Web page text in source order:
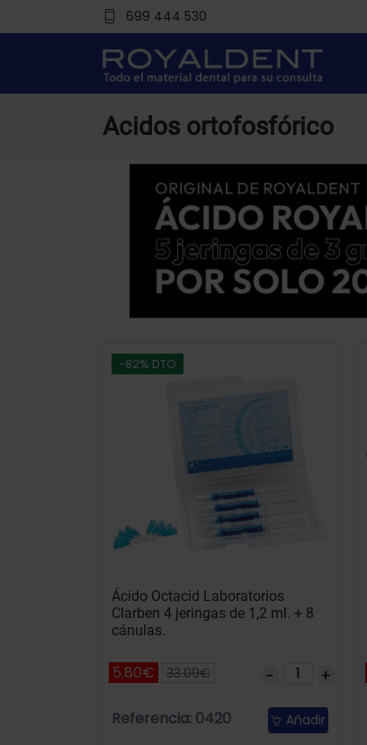
699 444 530
Acidos ortofosfórico
-82% DTO
Ácido Octacid Laboratorios
Clarben 4 jeringas de 1,2 ml. + 8
cánulas.
5.80€ 33.09€
Referencia: 0420 Añadir